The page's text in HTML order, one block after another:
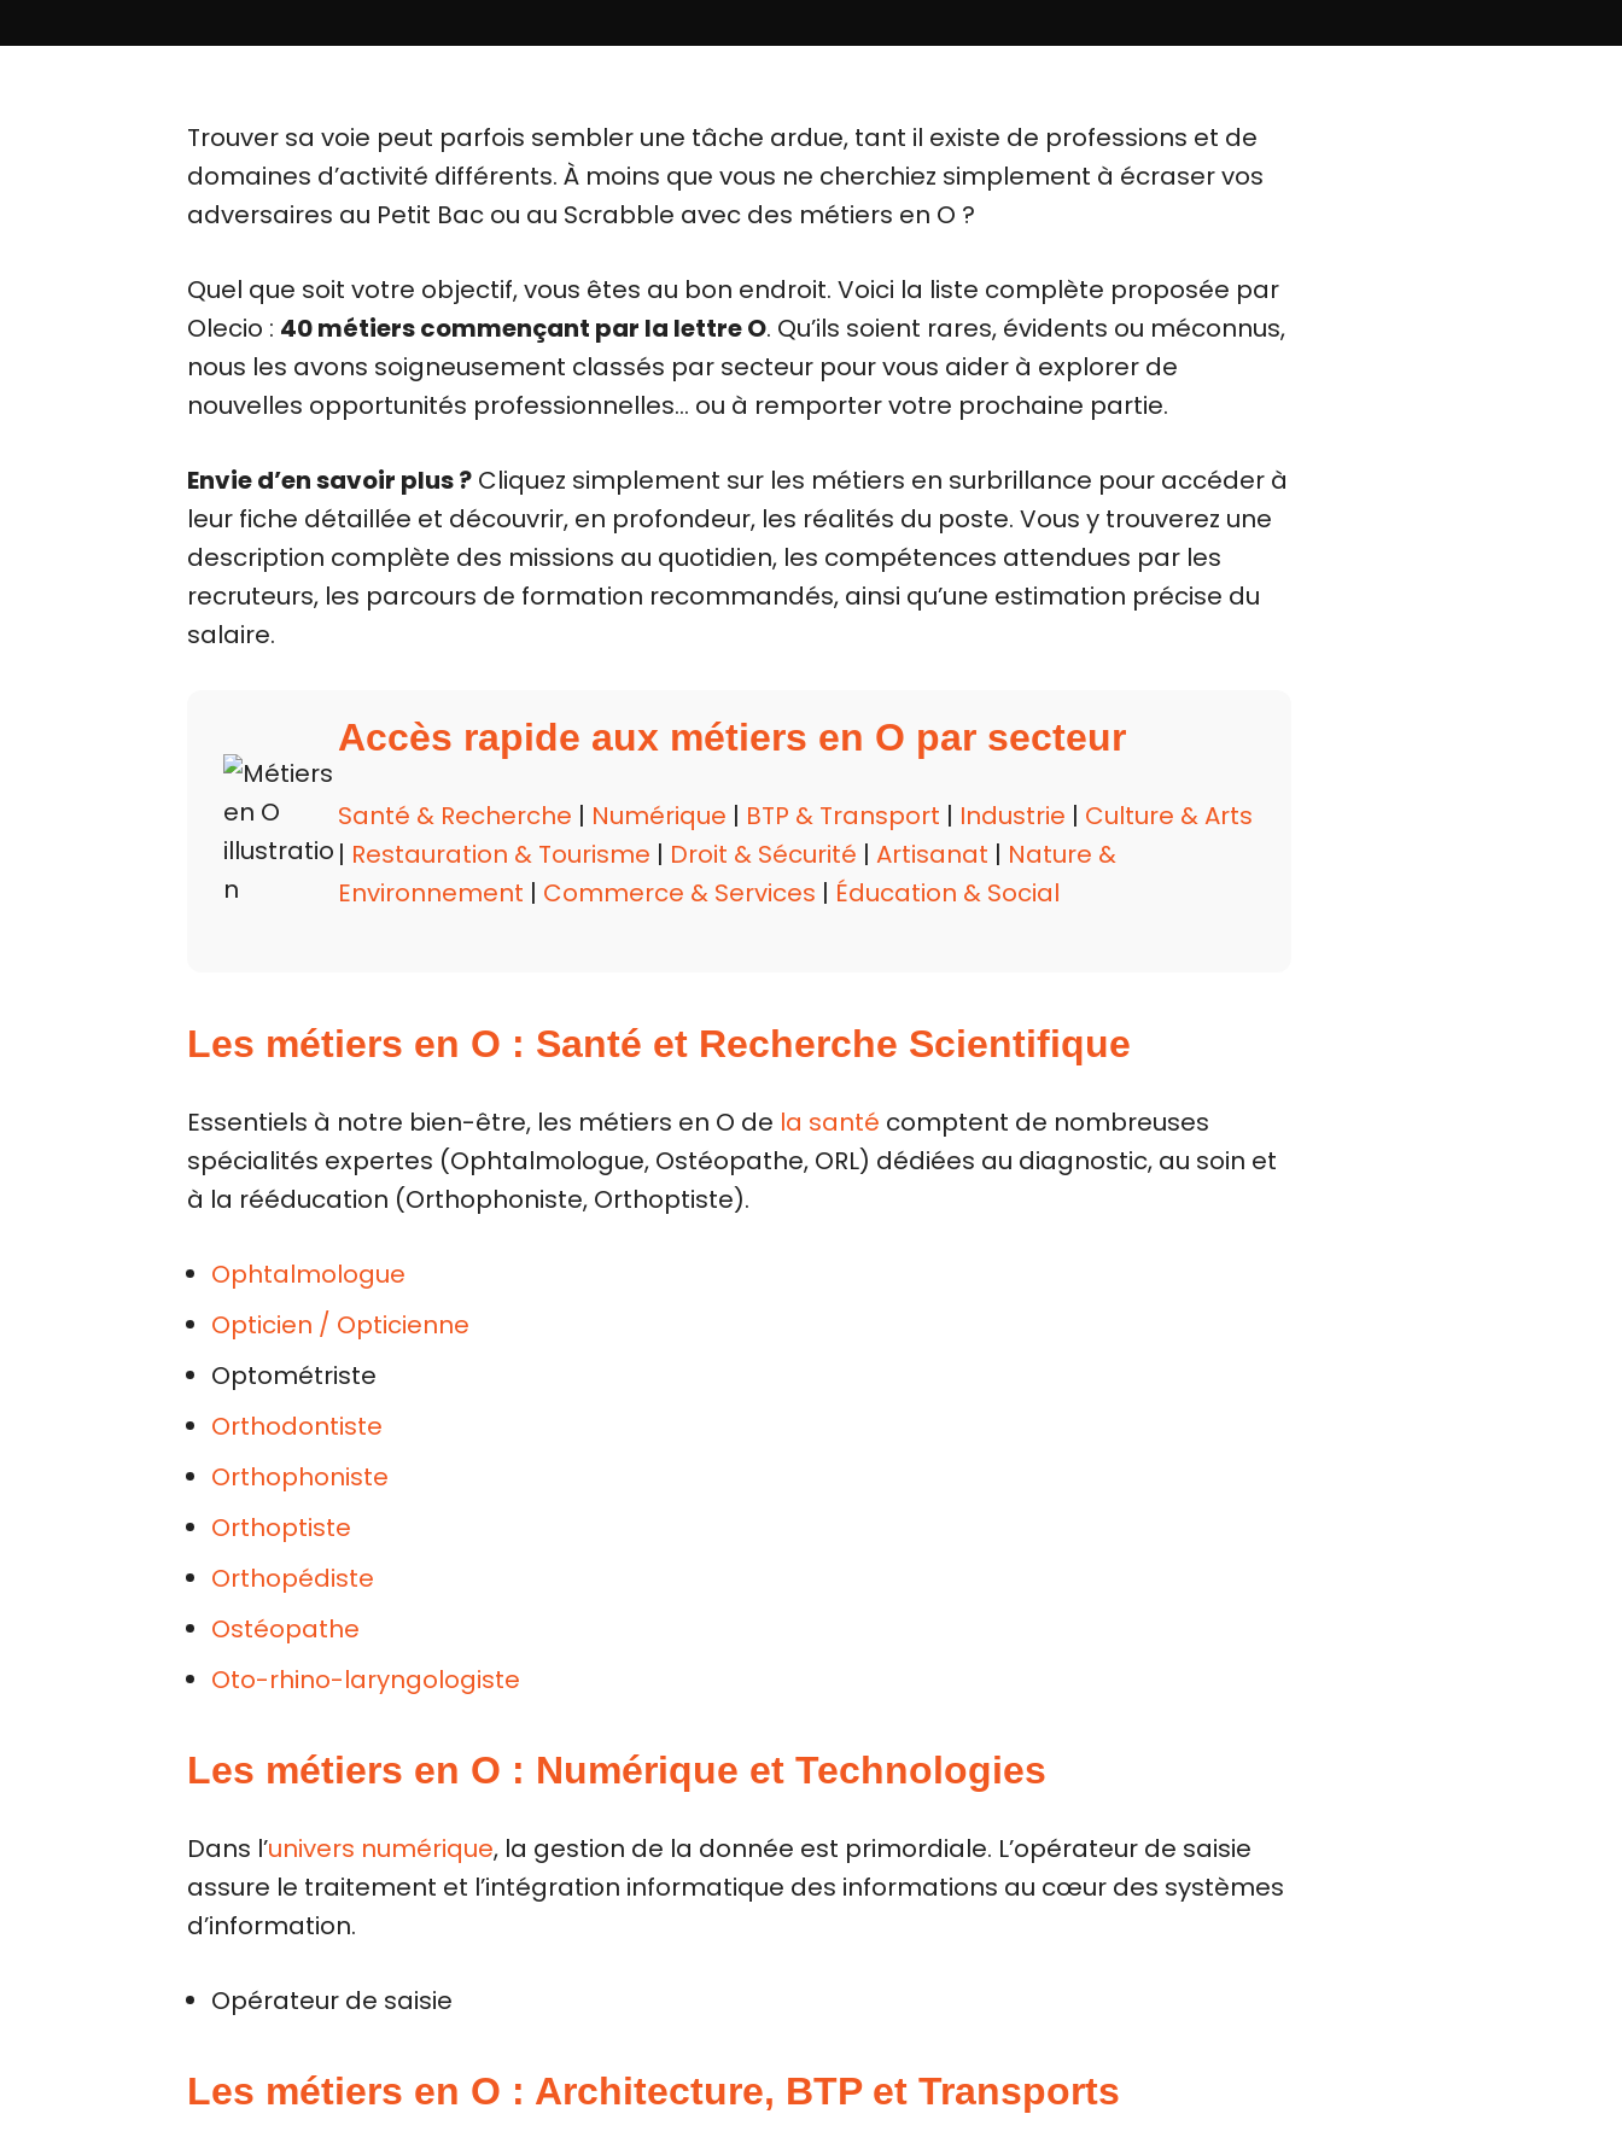
Trouver sa voie peut parfois sembler une tâche ardue, tant il existe de professions et de
domaines d’activité différents. À moins que vous ne cherchiez simplement à écraser vos
adversaires au Petit Bac ou au Scrabble avec des métiers en O ?
Quel que soit votre objectif, vous êtes au bon endroit. Voici la liste complète proposée par
Olecio : 40 métiers commençant par la lettre O. Qu’ils soient rares, évidents ou méconnus,
nous les avons soigneusement classés par secteur pour vous aider à explorer de
nouvelles opportunités professionnelles… ou à remporter votre prochaine partie.
Envie d’en savoir plus ?Cliquez simplement sur les métiers en surbrillance pour accéder à
leur fiche détaillée et découvrir, en profondeur, les réalités du poste. Vous y trouverez une
description complète des missions au quotidien, les compétences attendues par les
recruteurs, les parcours de formation recommandés, ainsi qu’une estimation précise du
salaire.
Accès rapide aux métiers en O par secteur
Santé & Recherche | Numérique | BTP & Transport | Industrie | Culture & Arts
| Restauration & Tourisme | Droit & Sécurité |Artisanat | Nature &
Environnement | Commerce & Services | Éducation & Social
Les métiers en O : Santé et Recherche Scientifique
Essentiels à notre bien-être, les métiers en O de la santé comptent de nombreuses
spécialités expertes (Ophtalmologue, Ostéopathe, ORL) dédiées au diagnostic, au soin et
à la rééducation (Orthophoniste, Orthoptiste).
Ophtalmologue
Opticien / Opticienne
Optométriste
Orthodontiste
Orthophoniste
Orthoptiste
Orthopédiste
Ostéopathe
Oto-rhino-laryngologiste
Les métiers en O : Numérique et Technologies
Dans l’univers numérique, la gestion de la donnée est primordiale. L’opérateur de saisie
assure le traitement et l’intégration informatique des informations au cœur des systèmes
d’information.
Opérateur de saisie
Les métiers en O : Architecture, BTP et Transports